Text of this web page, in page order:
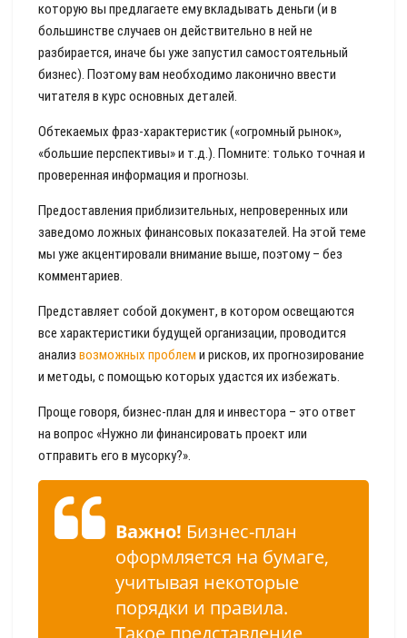
которую вы предлагаете ему вкладывать деньги (и в
большинстве случаев он действительно в ней не
разбирается, иначе бы уже запустил самостоятельный
бизнес). Поэтому вам необходимо лаконично ввести
читателя в курс основных деталей.
Обтекаемых фраз-характеристик («огромный рынок»,
«большие перспективы» и т.д.). Помните: только точная и
проверенная информация и прогнозы.
Предоставления приблизительных, непроверенных или
заведомо ложных финансовых показателей. На этой теме
мы уже акцентировали внимание выше, поэтому – без
комментариев.
Представляет собой документ, в котором освещаются
все характеристики будущей организации, проводится
анализ возможных проблем и рисков, их прогнозирование
и методы, с помощью которых удастся их избежать.
Проще говоря, бизнес-план для и инвестора – это ответ
на вопрос «Нужно ли финансировать проект или
отправить его в мусорку?».
Важно! Бизнес-план
оформляется на бумаге,
учитывая некоторые
порядки и правила.
Такое представление